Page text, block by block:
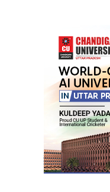
Your E-mail*
Submit